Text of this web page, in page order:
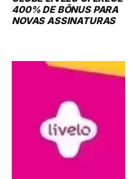
400% DE BÔNUS PARA
NOVAS ASSINATURAS